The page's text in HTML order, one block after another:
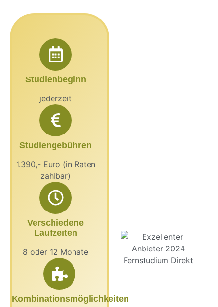
Studienbeginn
jederzeit
Studiengebühren
1.390,- Euro (in Raten
zahlbar)
Verschiedene
Laufzeiten
8 oder 12 Monate
Kombinationsmöglichkeiten